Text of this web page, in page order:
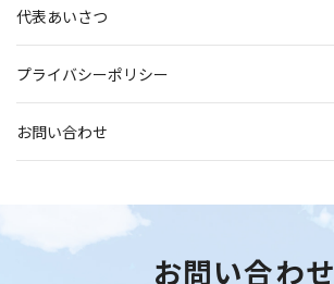
代表あいさつ
プライバシーポリシー
お問い合わせ
お問い合わせ